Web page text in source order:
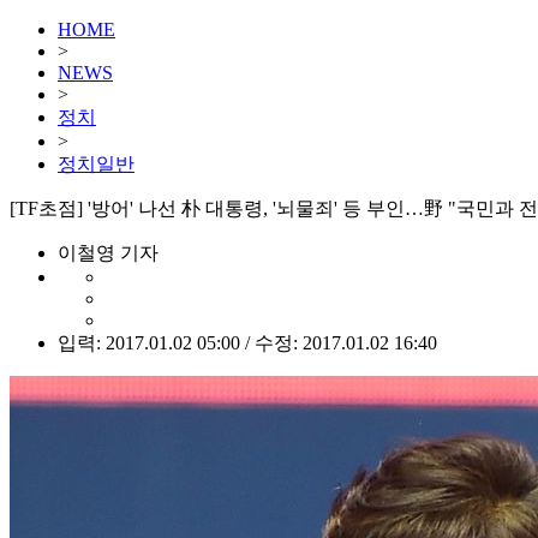
HOME
>
NEWS
>
정치
>
정치일반
[TF초점] '방어' 나선 朴 대통령, '뇌물죄' 등 부인…野 "국민과
이철영 기자
입력: 2017.01.02 05:00 / 수정: 2017.01.02 16:40